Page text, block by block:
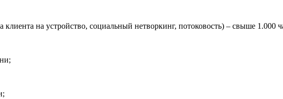
на устройство, социальный нетворкинг, потоковость) – свыше 1.000